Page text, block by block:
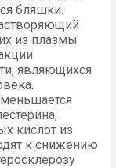
бляшки.
из плазмы
являющихся
кислот из
к снижению